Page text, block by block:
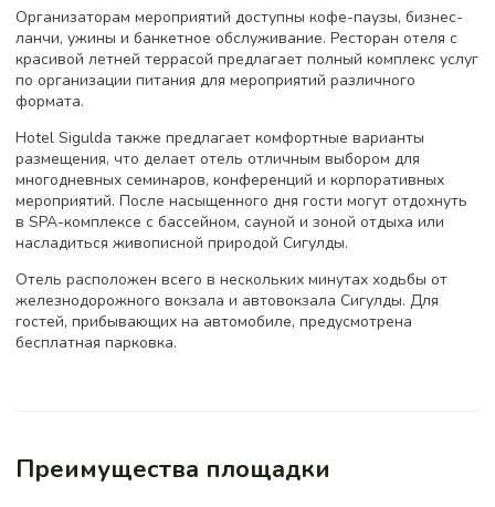
Организаторам мероприятий доступны кофе-паузы, бизнес-
ланчи, ужины и банкетное обслуживание. Ресторан отеля с
красивой летней террасой предлагает полный комплекс услуг
по организации питания для мероприятий различного
формата.
Hotel Sigulda также предлагает комфортные варианты
размещения, что делает отель отличным выбором для
многодневных семинаров, конференций и корпоративных
мероприятий. После насыщенного дня гости могут отдохнуть
в SPA-комплексе с бассейном, сауной и зоной отдыха или
насладиться живописной природой Сигулды.
Отель расположен всего в нескольких минутах ходьбы от
железнодорожного вокзала и автовокзала Сигулды. Для
гостей, прибывающих на автомобиле, предусмотрена
бесплатная парковка.
Преимущества площадки